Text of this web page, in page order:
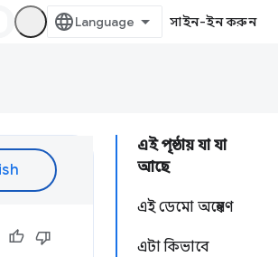
সাইন-ইন করুন
এই পৃষ্ঠায় যা যা
আছে
এই ডেমো অন্বেষণ
এটা কিভাবে